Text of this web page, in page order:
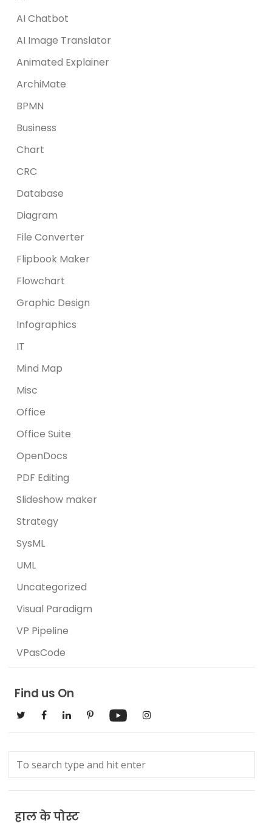
AI Chatbot
AI Image Translator
Animated Explainer
ArchiMate
BPMN
Business
Chart
CRC
Database
Diagram
File Converter
Flipbook Maker
Flowchart
Graphic Design
Infographics
IT
Mind Map
Misc
Office
Office Suite
OpenDocs
PDF Editing
Slideshow maker
Strategy
SysML
UML
Uncategorized
Visual Paradigm
VP Pipeline
VPasCode
Find us On
हाल के पोस्ट